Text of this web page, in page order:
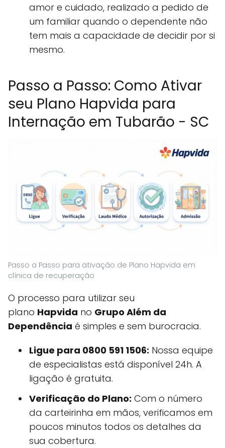
amor e cuidado, realizado a pedido de
um familiar quando o dependente não
tem mais a capacidade de decidir por si
mesmo.
Passo a Passo: Como Ativar
seu Plano Hapvida para
Internação em Tubarão - SC
Passo a Passo para ativação de Plano Hapvida em
clínica de recuperação
O processo para utilizar seu
plano Hapvida no Grupo Além da
Dependência é simples e sem burocracia.
Ligue para 0800 591 1506: Nossa equipe
de especialistas está disponível 24h. A
ligação é gratuita.
Verificação do Plano: Com o número
da carteirinha em mãos, verificamos em
poucos minutos todos os detalhes da
sua cobertura.